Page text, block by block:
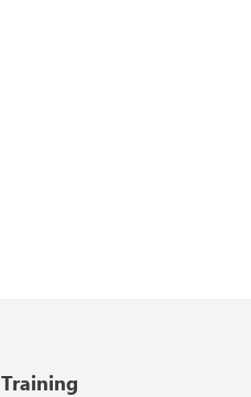
Training